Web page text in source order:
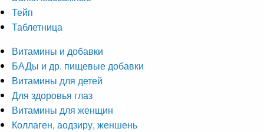
Тейп
Таблетница
Витамины и добавки
БАДы и др. пищевые добавки
Витамины для детей
Для здоровья глаз
Витамины для женщин
Коллаген, аодзиру, женшень